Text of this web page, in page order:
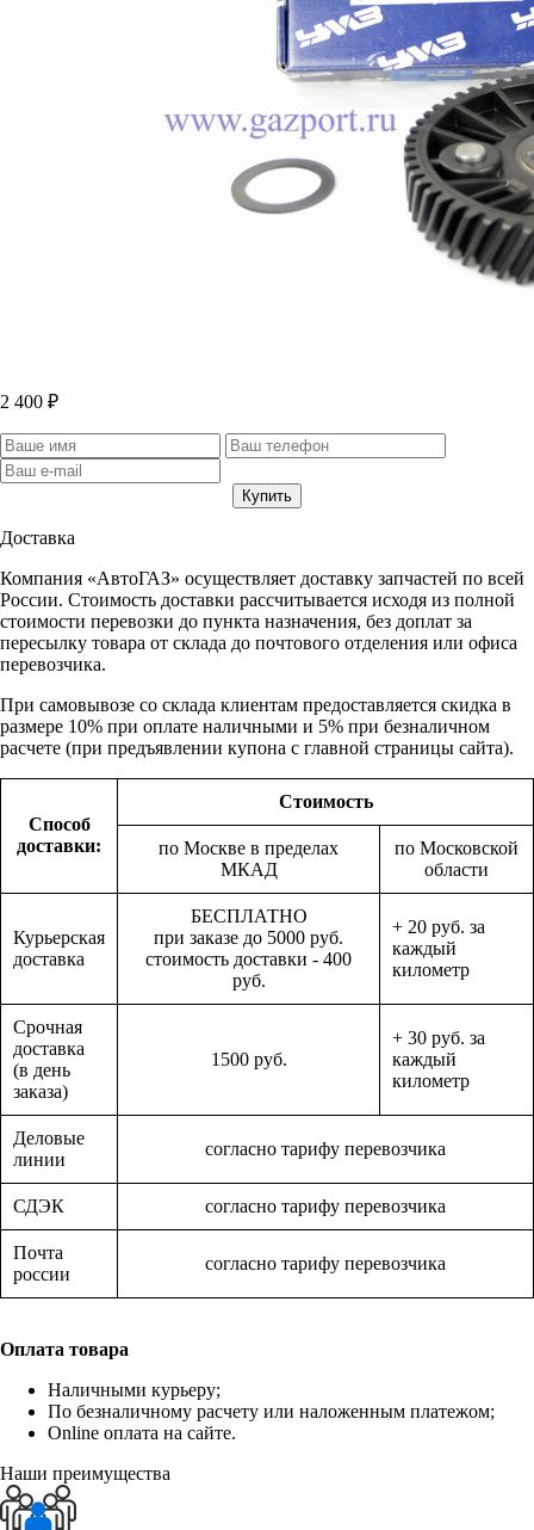
2 400 ₽
Доставка
Компания «АвтоГАЗ» осуществляет доставку запчастей по всей
России. Стоимость доставки рассчитывается исходя из полной
стоимости перевозки до пункта назначения, без доплат за
пересылку товара от склада до почтового отделения или офиса
перевозчика.
При самовывозе со склада клиентам предоставляется скидка в
размере 10% при оплате наличными и 5% при безналичном
расчете (при предъявлении купона с главной страницы сайта).
Способ
доставки:
Стоимость
по Москве в пределах
МКАД
по Московской
области
Курьерская
доставка
БЕСПЛАТНО
при заказе до 5000 руб.
стоимость доставки - 400
руб.
+ 20 руб. за
каждый
километр
Срочная
доставка
(в день
заказа)
1500 руб.
+ 30 руб. за
каждый
километр
Деловые
линии
согласно тарифу перевозчика
СДЭК согласно тарифу перевозчика
Почта
россии
согласно тарифу перевозчика
Оплата товара
Наличными курьеру;
По безналичному расчету или наложенным платежом;
Online оплата на сайте.
Наши преимущества